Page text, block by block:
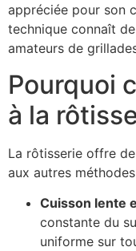
appréciée pour son
technique connaît
amateurs de
Pourquoi
à la
La rôtisserie offre
aux autres
Cuisson lente
constante du
uniforme sur